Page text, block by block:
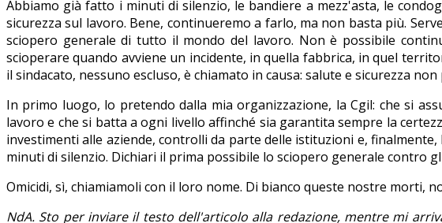
Abbiamo già fatto i minuti di silenzio, le bandiere a mezz'asta, le
sicurezza sul lavoro. Bene, continueremo a farlo, ma non basta più.
sciopero generale di tutto il mondo del lavoro. Non è possibile
scioperare quando avviene un incidente, in quella fabbrica, in quel
il sindacato, nessuno escluso, è chiamato in causa: salute e sicurezza
In primo luogo, lo pretendo dalla mia organizzazione, la Cgil: che si
lavoro e che si batta a ogni livello affinché sia garantita sempre la
investimenti alle aziende, controlli da parte delle istituzioni e,
minuti di silenzio. Dichiari il prima possibile lo sciopero generale contro
Omicidi, sì, chiamiamoli con il loro nome. Di bianco queste nostre morti,
NdA. Sto per inviare il testo dell'articolo alla redazione, mentre mi